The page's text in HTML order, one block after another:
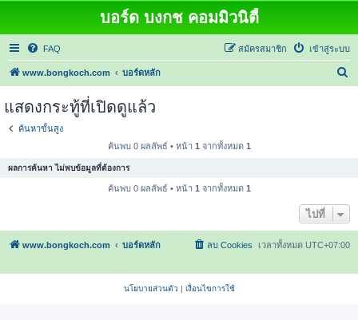
บอร์ด บงกช คอมมิวนิตี้
FAQ เข้าสู่ระบบ
สมัครสมาชิก
www.bongkoch.com บอร์ดหลัก
แสดงกระทู้ที่เปิดดูแล้ว
ค้นหาขั้นสูง
ค้นพบ 0 ผลลัพธ์ • หน้า 1 จากทั้งหมด 1
ผลการค้นหา ไม่พบข้อมูลที่ต้องการ
ค้นพบ 0 ผลลัพธ์ • หน้า 1 จากทั้งหมด 1
ไปที่
www.bongkoch.com บอร์ดหลัก เวลาทั้งหมด UTC+07:00
ลบ Cookies
นโยบายส่วนตัว | เงื่อนไขการใช้